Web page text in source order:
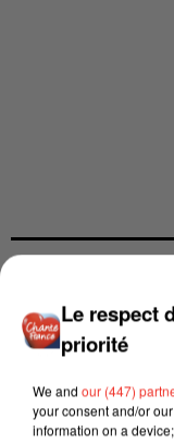
Le respect
priorité
We and our (447)
your consent and/or
information on a